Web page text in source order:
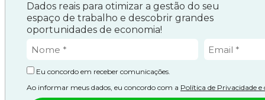
Dados reais para otimizar a gestão do seu
espaço de trabalho e descobrir grandes
oportunidades de economia!
Eu concordo em receber comunicações.
Ao informar meus dados, eu concordo com a Política de Privacidade e